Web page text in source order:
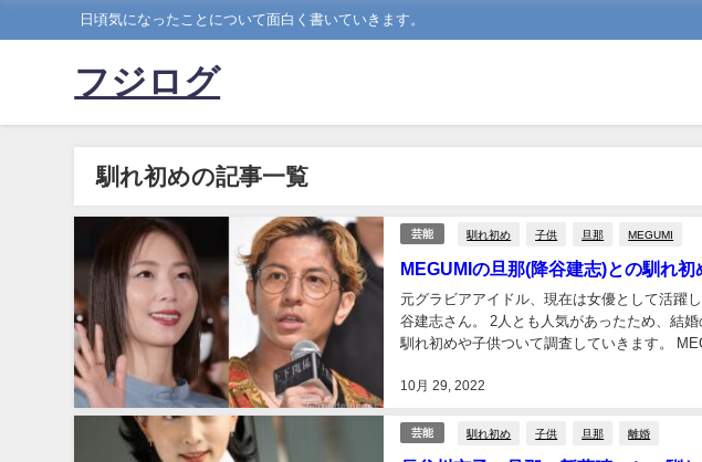
日頃気になったことについて面白く書いていきます。
フジログ
馴れ初めの記事一覧
芸能 馴れ初め 子供 旦那 MEGUMI
MEGUMIの旦那(降谷建志)との馴れ
10月 29, 2022
元グラビアアイドル、現在は女優として活躍
谷建志さん。 2人とも人気があったため、結婚の発表に驚いた方も多いと思います。 そんな2人の
馴れ初めや子供ついて調査していきます。 MEGUMIと旦那(降谷建志)の馴れ初めは？ 続いては
芸能 馴れ初め 子供 旦那 離婚